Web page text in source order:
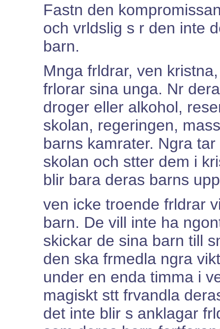
Fastn den
och vrldslig s r den inte
barn.
Mnga frldrar, ven
frlorar sina unga. Nr
droger eller alkohol,
skolan, regeringen,
barns kamrater. Ngra
skolan och stter dem i
blir bara deras barns
ven icke troende frldrar
barn. De vill inte ha
skickar de sina barn till
den ska frmedla ngra
under en enda timma i
magiskt stt frvandla
det inte blir s anklagar